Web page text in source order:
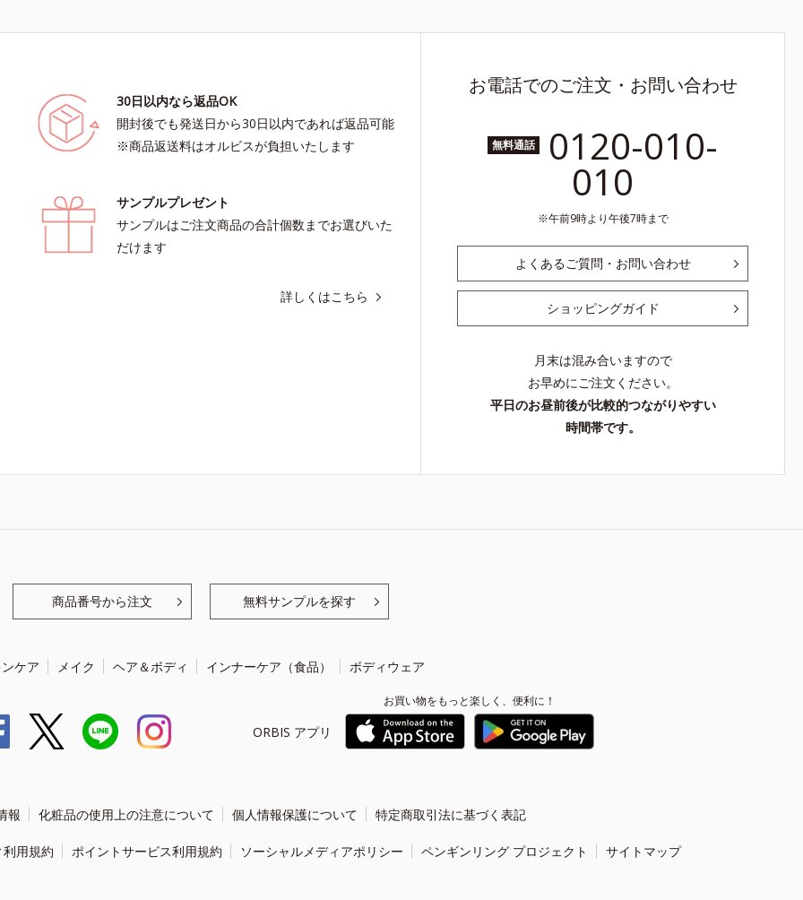
30日以内なら返品OK
開封後でも発送日から30日以内であれば返品可能
※商品返送料はオルビスが負担いたします
サンプルプレゼント
サンプルはご注文商品の合計個数までお選びいた
だけます
詳しくはこちら
お電話でのご注文・お問い合わせ
無料通話 0120-010-
010
午前9時より午後7時まで
よくあるご質問・お問い合わせ
ショッピングガイド
月末は混み合いますので
お早めにご注文ください。
平日のお昼前後が比較的つながりやすい
時間帯です。
商品番号から注文 無料サンプルを探す
ケア メイク ヘア＆ボディ インナーケア（食品） ボディウェア
ORBIS アプリ
お買い物をもっと楽しく、便利に！
報 化粧品の使用上の注意について 個人情報保護について 特定商取引法に基づく表記
用規約 ポイントサービス利用規約 ソーシャルメディアポリシー ペンギンリング プロジェクト サイトマップ